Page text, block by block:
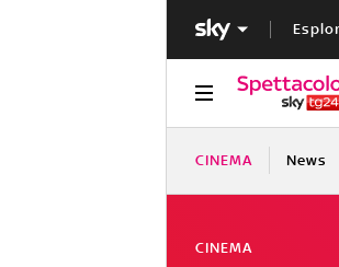
CINEMA News
CINEMA